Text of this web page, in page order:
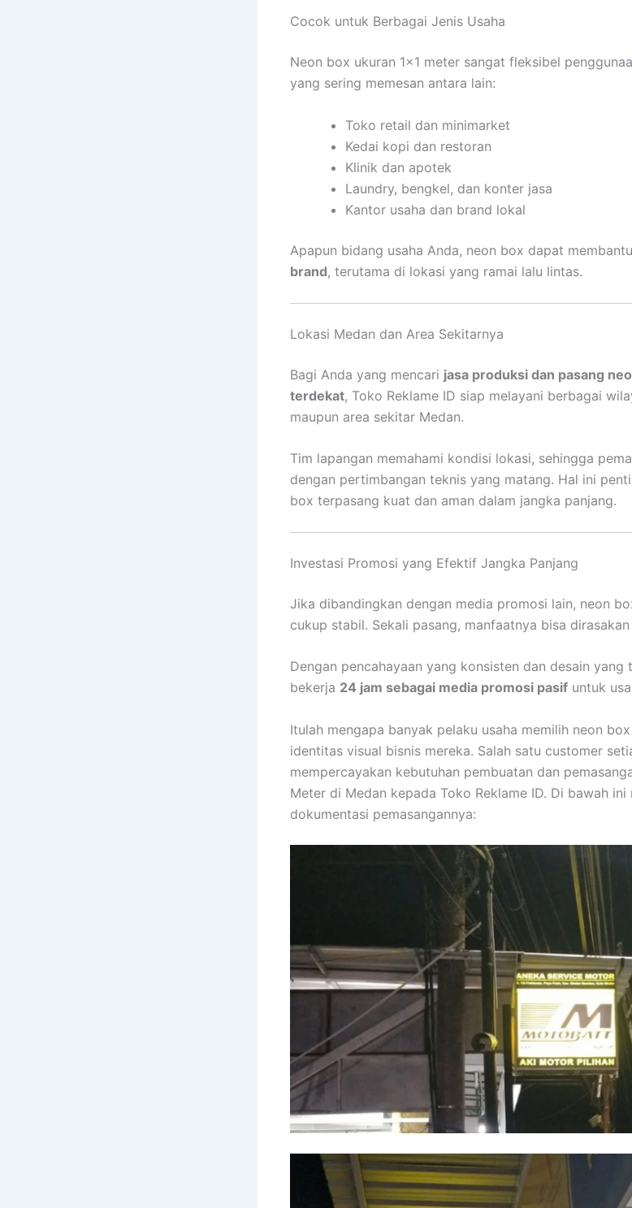
Cocok untuk Berbagai Jenis Usaha
Neon box ukuran 1×1 meter sangat fleksibel
yang sering memesan antara lain:
Toko retail dan minimarket
Kedai kopi dan restoran
Klinik dan apotek
Laundry, bengkel, dan konter jasa
Kantor usaha dan brand lokal
Apapun bidang usaha Anda, neon box dapat membantu
brand, terutama di lokasi yang ramai lalu lintas.
Lokasi Medan dan Area Sekitarnya
Bagi Anda yang mencari jasa produksi dan pasang
terdekat, Toko Reklame ID siap melayani berbagai
maupun area sekitar Medan.
Tim lapangan memahami kondisi lokasi, sehingga
dengan pertimbangan teknis yang matang. Hal ini
box terpasang kuat dan aman dalam jangka panjang.
Investasi Promosi yang Efektif Jangka Panjang
Jika dibandingkan dengan media promosi lain, neon
cukup stabil. Sekali pasang, manfaatnya bisa
Dengan pencahayaan yang konsisten dan desain yang
bekerja 24 jam sebagai media promosi pasif untuk
Itulah mengapa banyak pelaku usaha memilih neon
identitas visual bisnis mereka. Salah satu customer
mempercayakan kebutuhan pembuatan dan
Meter di Medan kepada Toko Reklame ID. Di bawah
dokumentasi pemasangannya: